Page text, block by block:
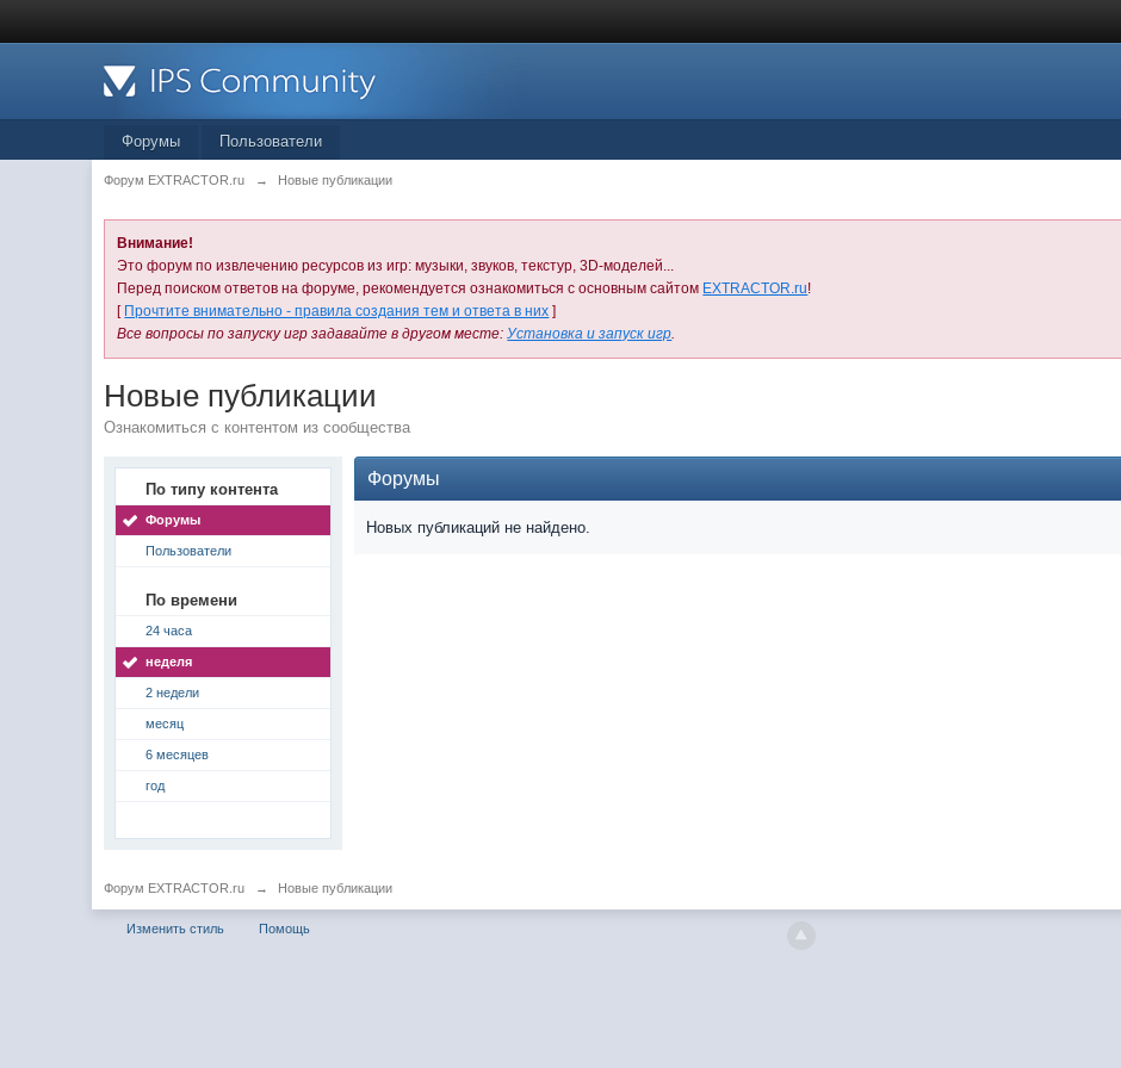
Форумы Пользователи
Форум EXTRACTOR.ru → Новые публикации
Внимание!
Это форум по извлечению ресурсов из игр: музыки, звуков, текстур, 3D-моделей...
Перед поиском ответов на форуме, рекомендуется ознакомиться с основным сайтом EXTRACTOR.ru!
[ Прочтите внимательно - правила создания тем и ответа в них ]
Все вопросы по запуску игр задавайте в другом месте:Установка и запуск игр.
Новые публикации
Ознакомиться с контентом из сообщества
По типу контента
Форумы
Пользователи
По времени
24 часа
неделя
2 недели
месяц
6 месяцев
год
Форумы
Новых публикаций не найдено.
Форум EXTRACTOR.ru → Новые публикации
Изменить стиль Помощь